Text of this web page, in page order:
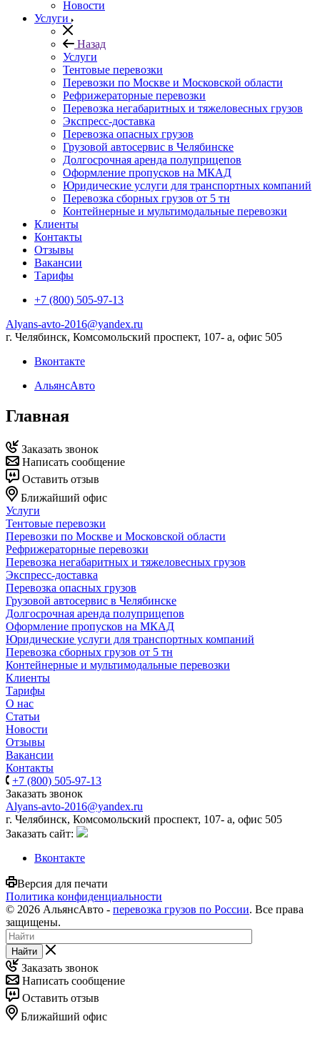
Новости
Услуги
Назад
Услуги
Тентовые перевозки
Перевозки по Москве и Московской области
Рефрижераторные перевозки
Перевозка негабаритных и тяжеловесных грузов
Экспресс-доставка
Перевозка опасных грузов
Грузовой автосервис в Челябинске
Долгосрочная аренда полуприцепов
Оформление пропусков на МКАД
Юридические услуги для транспортных компаний
Перевозка сборных грузов от 5 тн
Контейнерные и мультимодальные перевозки
Клиенты
Контакты
Отзывы
Вакансии
Тарифы
+7 (800) 505-97-13
Alyans-avto-2016@yandex.ru
г. Челябинск, Комсомольский проспект, 107- а, офис 505
Вконтакте
АльянсАвто
Главная
Заказать звонок
Написать сообщение
Оставить отзыв
Ближайший офис
Услуги
Тентовые перевозки
Перевозки по Москве и Московской области
Рефрижераторные перевозки
Перевозка негабаритных и тяжеловесных грузов
Экспресс-доставка
Перевозка опасных грузов
Грузовой автосервис в Челябинске
Долгосрочная аренда полуприцепов
Оформление пропусков на МКАД
Юридические услуги для транспортных компаний
Перевозка сборных грузов от 5 тн
Контейнерные и мультимодальные перевозки
Клиенты
Тарифы
О нас
Статьи
Новости
Отзывы
Вакансии
Контакты
+7 (800) 505-97-13
Заказать звонок
Alyans-avto-2016@yandex.ru
г. Челябинск, Комсомольский проспект, 107- а, офис 505
Заказать сайт:
Вконтакте
Версия для печати
Политика конфиденциальности
© 2026 АльянсАвто - перевозка грузов по России. Все права
защищены.
Найти
Заказать звонок
Написать сообщение
Оставить отзыв
Ближайший офис